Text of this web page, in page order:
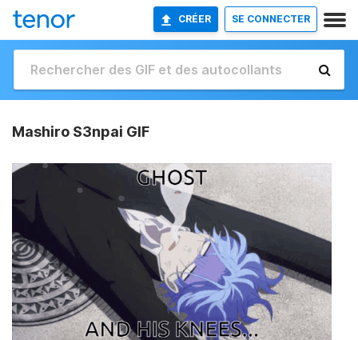
CRÉER SE CONNECTER
Mashiro S3npai GIF